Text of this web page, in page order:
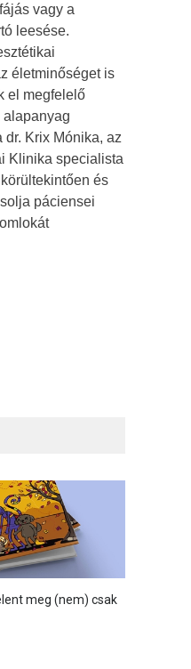
vagy a
leesése.
életminőséget is
el megfelelő
alapanyag
Krix Mónika, az
Klinika specialista
és
páciensei
meg (nem) csak